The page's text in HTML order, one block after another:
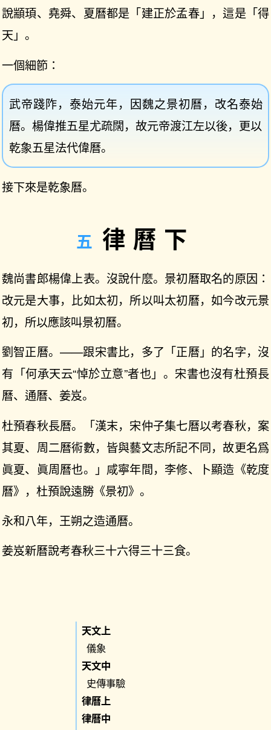
說顓頊、堯舜、夏曆都是「建正於孟春」，這是「得
天」。
一個細節：
武帝踐阼，泰始元年，因魏之景初曆，改名泰始
曆。楊偉推五星尤疏闊，故元帝渡江左以後，更以
乾𧰼五星法代偉曆。
接下來是乾象曆。
律曆下
魏尚書郎楊偉上表。沒說什麼。景初曆取名的原因：
改元是大事，比如太初，所以叫太初曆，如今改元景
初，所以應該叫景初曆。
劉智正曆。——跟宋書比，多了「正曆」的名字，沒
有「何承天云“悼於立意”者也」。宋書也沒有杜預長
曆、通曆、姜岌。
杜預春秋長曆。「漢末，宋仲子集七曆以考春秋，案
其夏、周二曆術數，皆與藝文志所記不同，故更名爲
眞夏、眞周曆也。」咸寧年間，李修、卜顯造《乾度
曆》，杜預說遠勝《景初》。
永和八年，王朔之造通曆。
姜岌新曆說考春秋三十六得三十三食。
天文上
儀象
天文中
史傳事驗
律曆上
律曆中